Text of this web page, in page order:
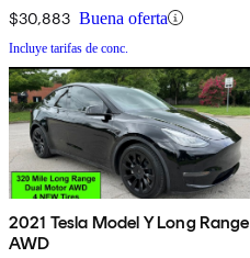
$30,883 Buena oferta
Incluye tarifas de conc.
2021 Tesla Model Y Long Range
AWD